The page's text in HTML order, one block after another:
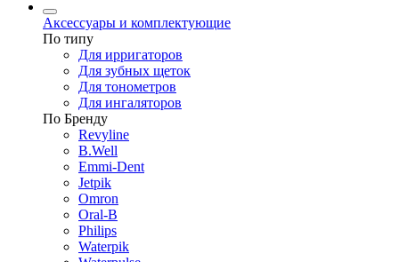
Аксессуары и комплектующие
По типу
Для ирригаторов
Для зубных щеток
Для тонометров
Для ингаляторов
По Бренду
Revyline
B.Well
Emmi-Dent
Jetpik
Omron
Oral-B
Philips
Waterpik